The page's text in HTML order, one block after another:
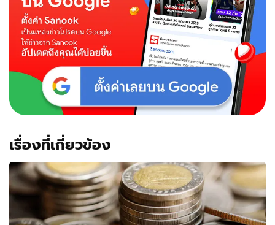
เรื่องที่เกี่ยวข้อง